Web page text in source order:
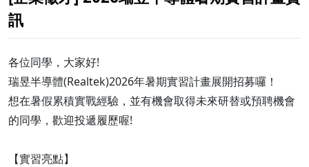
訊
各位同學，大家好!
瑞昱半導體(Realtek)2026年暑期實習計畫展開招募囉！
想在暑假累積實戰經驗，並有機會取得未來研替或預聘機會
的同學，歡迎投遞履歷喔!
【實習亮點】